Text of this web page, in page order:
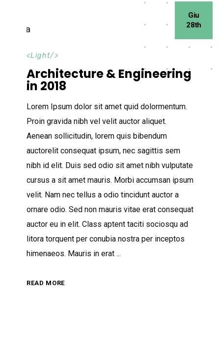
Giu
28th
<Light/>
Architecture & Engineering
in 2018
Lorem Ipsum dolor sit amet quid dolormentum.
Proin gravida nibh vel velit auctor aliquet.
Aenean sollicitudin, lorem quis bibendum
auctorelit consequat ipsum, nec sagittis sem
nibh id elit. Duis sed odio sit amet nibh vulputate
cursus a sit amet mauris. Morbi accumsan ipsum
velit. Nam nec tellus a odio tincidunt auctor a
ornare odio. Sed non mauris vitae erat consequat
auctor eu in elit. Class aptent taciti sociosqu ad
litora torquent per conubia nostra per inceptos
himenaeos. Mauris in erat
READ MORE